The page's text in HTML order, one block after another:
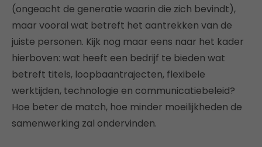
(ongeacht de generatie waarin die zich bevindt),
maar vooral wat betreft het aantrekken van de
juiste personen. Kijk nog maar eens naar het kader
hierboven: wat heeft een bedrijf te bieden wat
betreft titels, loopbaantrajecten, flexibele
werktijden, technologie en communicatiebeleid?
Hoe beter de match, hoe minder moeilijkheden de
samenwerking zal ondervinden.